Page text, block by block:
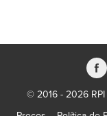
© 2016 - 2026 RPI